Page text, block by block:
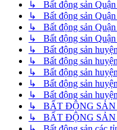
↳ Bất động sản
↳ Bất động sản Quận
↳ Bất động sản
↳ Bất động sản Quận
↳ Bất động sản
↳ Bất động sản
↳ Bất động sản
↳ Bất động sản
↳ Bất động sản
↳ BẤT ĐỘNG SẢN
↳ BẤT ĐỘNG